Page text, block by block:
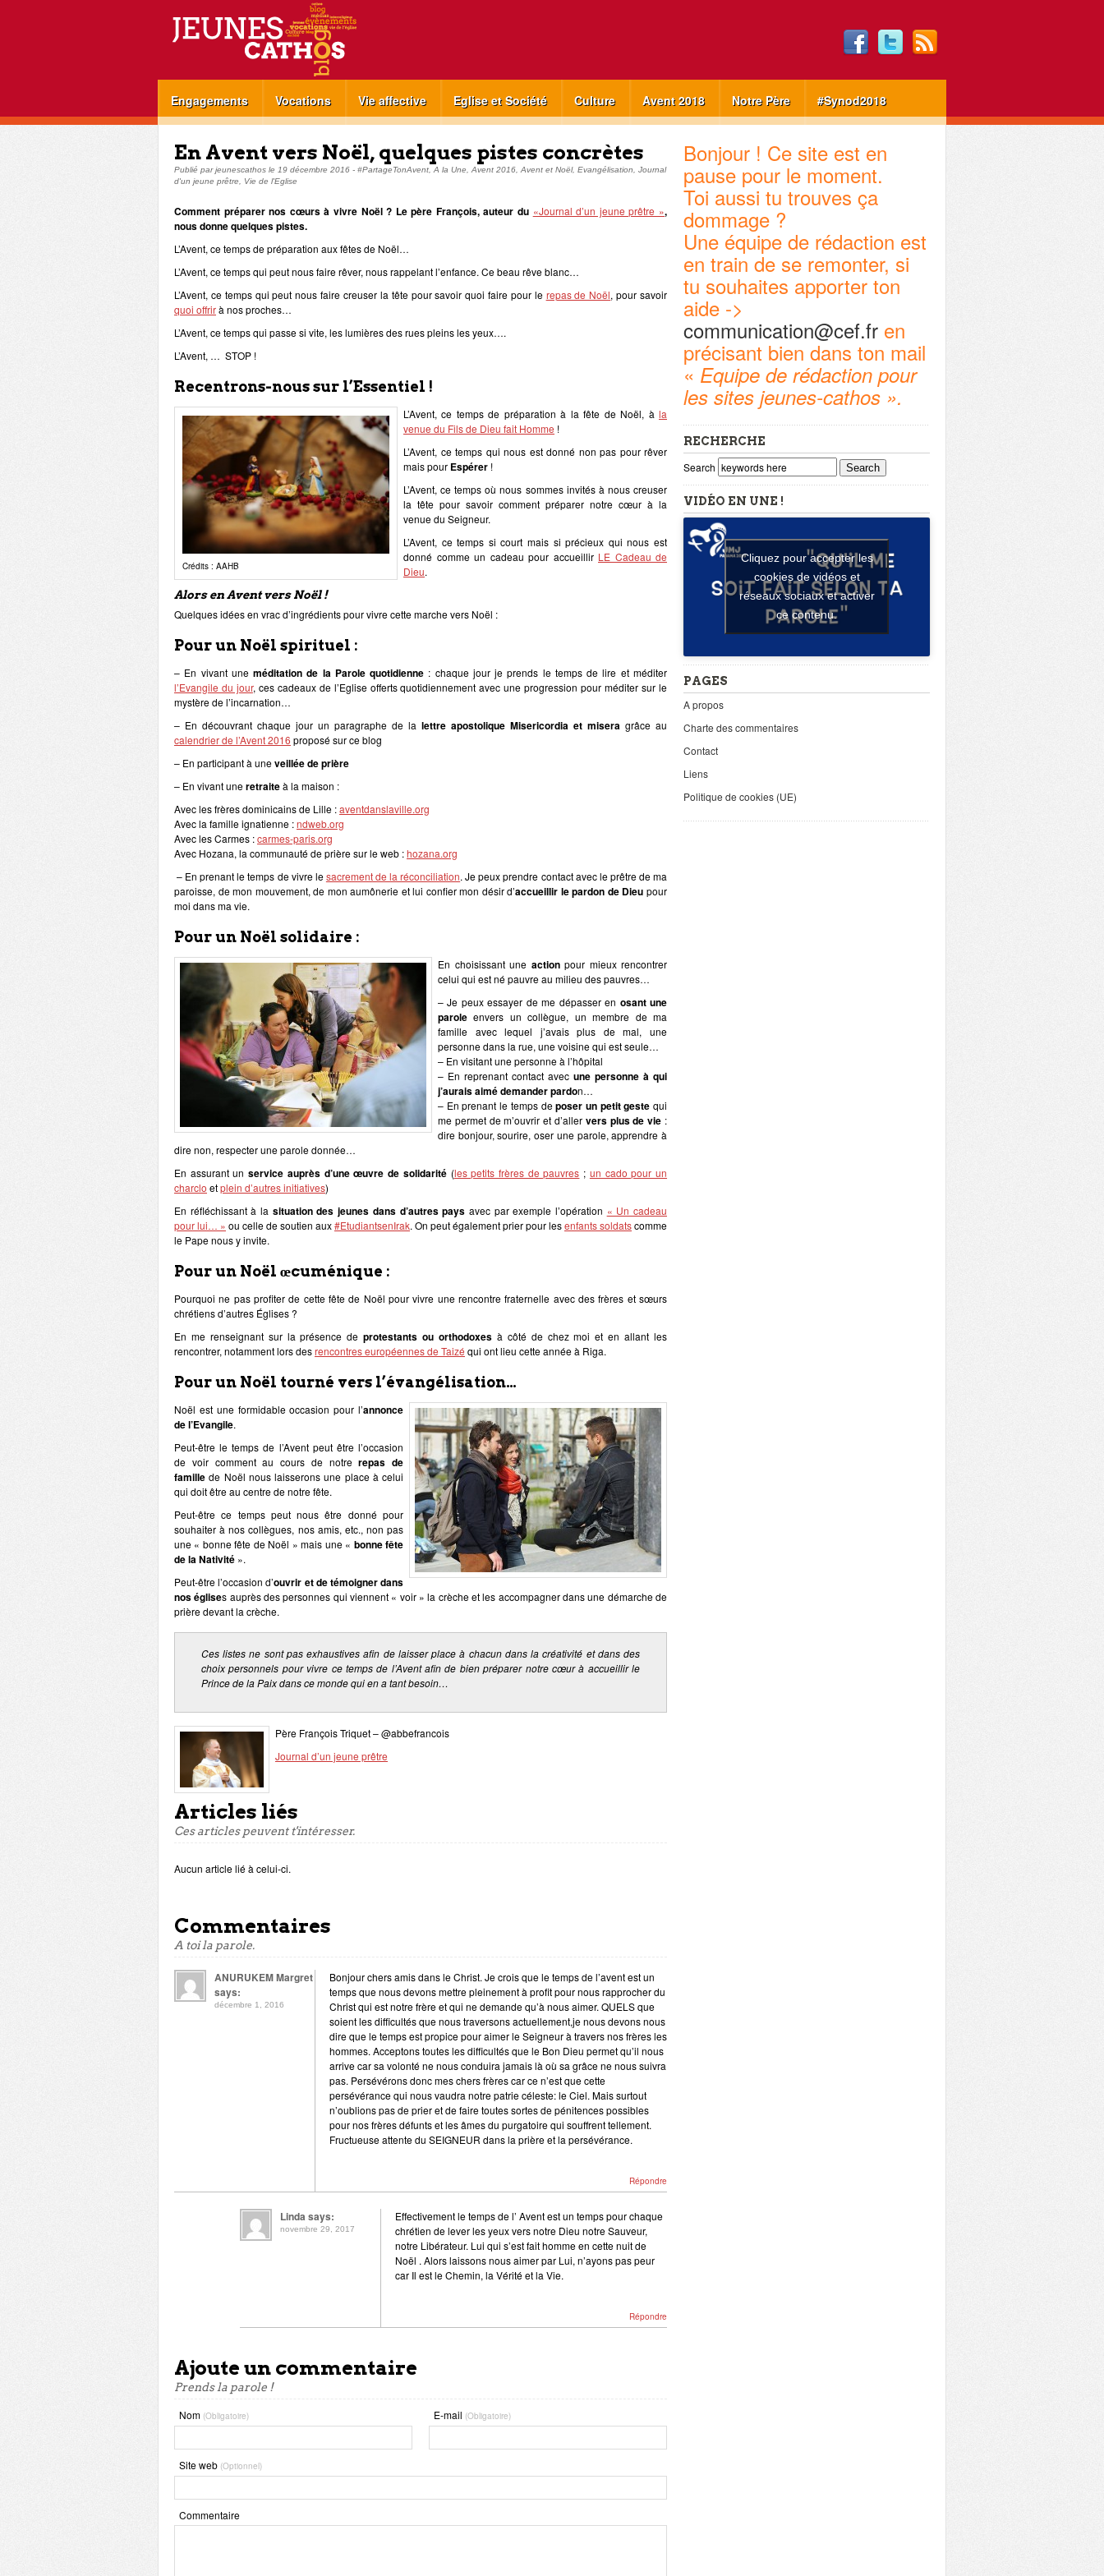
Engagements Vocations Vie affective Eglise et Société Culture Avent 2018 Notre Père #Synod2018
En Avent vers Noël, quelques pistes concrètes
Publié parjeunescathos le 19 décembre 2016 - #PartageTonAvent A la Une Avent 2016 Avent et Noël, Evangélisation
Journal
d'un jeune prêtre
Vie de l'Eglise
Comment préparer nos cœurs à vivre Noël ? Le père François, auteur du «Journal d’un jeune prêtre »,
nous donne quelques pistes.
L’Avent, ce temps de préparation aux fêtes de Noël…
L’Avent, ce temps qui peut nous faire rêver, nous rappelant l’enfance. Ce beau rêve blanc…
L’Avent, ce temps qui peut nous faire creuser la tête pour savoir quoi faire pour le repas de Noël, pour savoir
quoi offrirà nos proches…
L’Avent, ce temps qui passe si vite, les lumières des rues pleins les yeux….
L’Avent, … STOP !
Recentrons-nous sur l’Essentiel !
Crédits : AAHB
L’Avent, ce temps de préparation à la fête de Noël, à la
venue du Fils de Dieu fait Homme !
L’Avent, ce temps qui nous est donné non pas pour rêver
mais pour Espérer !
L’Avent, ce temps où nous sommes invités à nous creuser
la tête pour savoir comment préparer notre cœur à la
venue du Seigneur.
L’Avent, ce temps si court mais si précieux qui nous est
donné comme un cadeau pour accueillir LE Cadeau de
Dieu.
Alors en Avent vers Noël !
Quelques idées en vrac d’ingrédients pour vivre cette marche vers Noël :
Pour un Noël spirituel :
– En vivant uneméditation de la Parole quotidienne : chaque jour je prends le temps de lire et méditer
l’Evangile du jour, ces cadeaux de l’Eglise offerts quotidiennement avec une progression pour méditer sur le
mystère de l’incarnation…
– En découvrant chaque jour un paragraphe de la lettre apostolique Misericordia et misera grâce au
calendrier de l’Avent 2016 proposé sur ce blog
– En participant à uneveillée de prière
– En vivant uneretraiteà la maison :
Avec les frères dominicains de Lille :aventdanslaville.org
Avec la famille ignatienne :ndweb.org
Avec les Carmes :carmes-paris.org
Avec Hozana, la communauté de prière sur le web :hozana.org
– En prenant le temps de vivre lesacrement de la réconciliation. Je peux prendre contact avec le prêtre de ma
paroisse, de mon mouvement, de mon aumônerie et lui confier mon désir d’accueillir le pardon de Dieu pour
moi dans ma vie.
Pour un Noël solidaire :
En choisissant une actionpour mieux rencontrer
celui qui est né pauvre au milieu des pauvres…
– Je peux essayer de me dépasser en osant une
parole envers un collègue, un membre de ma
famille avec lequel j’avais plus de mal, une
personne dans la rue, une voisine qui est seule…
– En visitant une personne à l’hôpital
– En reprenant contact avec une personne à qui
j’aurais aimé demander pardon…
– En prenant le temps deposer un petit geste qui
me permet de m’ouvrir et d’aller vers plus de vie :
dire bonjour, sourire, oser une parole, apprendre à
dire non, respecter une parole donnée…
En assurant unservice auprès d’une œuvre de solidarité(les petits frères de pauvres ; un cado pour un
charclo etplein d’autres initiatives)
En réfléchissant à la situation des jeunes dans d’autres pays avec par exemple l’opération « Un cadeau
pour lui… » ou celle de soutien aux#EtudiantsenIrak. On peut également prier pour lesenfants soldatscomme
le Pape nous y invite.
Pour un Noël œcuménique :
Pourquoi ne pas profiter de cette fête de Noël pour vivre une rencontre fraternelle avec des frères et sœurs
chrétiens d’autres Églises ?
En me renseignant sur la présence deprotestants ou orthodoxes à côté de chez moi et en allant les
rencontrer, notamment lors desrencontres européennes de Taizé qui ont lieu cette année à Riga.
Pour un Noël tourné vers l’évangélisation…
Noël est une formidable occasion pour l’annonce
de l’Evangile.
Peut-être le temps de l’Avent peut être l’occasion
de voir comment au cours de notrerepas de
famille de Noël nous laisserons une place à celui
qui doit être au centre de notre fête.
Peut-être ce temps peut nous être donné pour
souhaiter à nos collègues, nos amis, etc., non pas
une « bonne fête de Noël » mais une « bonne fête
de la Nativité ».
Peut-être l’occasion d’ouvrir et de témoigner dans
nos églises auprès des personnes qui viennent « voir » la crèche et les accompagner dans une démarche de
prière devant la crèche.
Ces listes ne sont pas exhaustives afin de laisser place à chacun dans la créativité et dans des
choix personnels pour vivre ce temps de l’Avent afin de bien préparer notre cœur à accueillir le
Prince de la Paix dans ce monde qui en a tant besoin…
Père François Triquet – @abbefrancois
Journal d’un jeune prêtre
Articles liés
Ces articles peuvent t'intéresser.
Aucun article lié à celui-ci.
Commentaires
A toi la parole.
ANURUKEM Margret
says:
décembre 1, 2016
Bonjour chers amis dans le Christ. Je crois que le temps de l’avent est un
temps que nous devons mettre pleinement à profit pour nous rapprocher du
Christ qui est notre frère et qui ne demande qu’à nous aimer. QUELS que
soient les difficultés que nous traversons actuellement,je nous devons nous
dire que le temps est propice pour aimer le Seigneur à travers nos frères les
hommes. Acceptons toutes les difficultés que le Bon Dieu permet qu’il nous
arrive car sa volonté ne nous conduira jamais là où sa grâce ne nous suivra
pas. Persévérons donc mes chers frères car ce n’est que cette
persévérance qui nous vaudra notre patrie céleste: le Ciel. Mais surtout
n’oublions pas de prier et de faire toutes sortes de pénitences possibles
pour nos frères défunts et les âmes du purgatoire qui souffrent tellement.
Fructueuse attente du SEIGNEUR dans la prière et la persévérance.
Répondre
Linda says:
novembre 29, 2017
Effectivement le temps de l’ Avent est un temps pour chaque
chrétien de lever les yeux vers notre Dieu notre Sauveur,
notre Libérateur. Lui qui s’est fait homme en cette nuit de
Noël . Alors laissons nous aimer par Lui, n’ayons pas peur
car Il est le Chemin, la Vérité et la Vie.
Répondre
Ajoute un commentaire
Prends la parole !
Nom (Obligatoire) E-mail (Obligatoire)
Site web (Optionnel)
Commentaire
Bonjour ! Ce site est en
pause pour le moment.
Toi aussi tu trouves ça
dommage ?
Une équipe de rédaction est
en train de se remonter, si
tu souhaites apporter ton
aide ->
communication@cef.fr en
précisant bien dans ton mail
« Equipe de rédaction pour
les sites jeunes-cathos ».
RECHERCHE
Search Search
VIDÉO EN UNE !
Cliquez pour accepter les
cookies de vidéos et
réseaux sociaux et activer
ce contenu.
PAGES
A propos
Charte des commentaires
Contact
Liens
Politique de cookies (UE)